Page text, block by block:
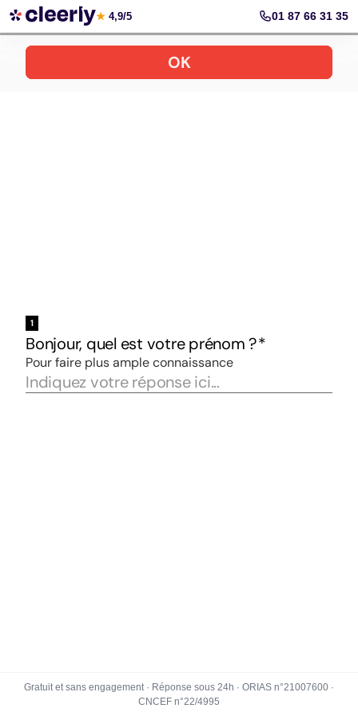
Votre simulation gratuite et personnalisée
★ 4,9/5 01 87 66 31 35
Gratuit et sans engagement · Réponse sous 24h · ORIAS n°21007600 ·
CNCEF n°22/4995